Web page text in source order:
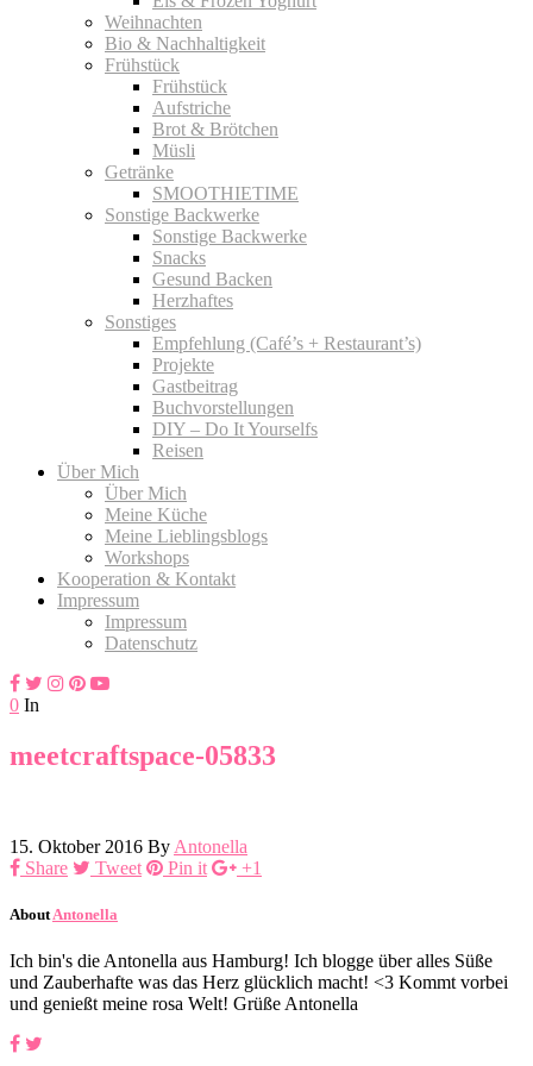
Weihnachten
Bio & Nachhaltigkeit
Frühstück
Frühstück
Aufstriche
Brot & Brötchen
Müsli
Getränke
SMOOTHIETIME
Sonstige Backwerke
Sonstige Backwerke
Snacks
Gesund Backen
Herzhaftes
Sonstiges
Empfehlung (Café’s + Restaurant’s)
Projekte
Gastbeitrag
Buchvorstellungen
DIY – Do It Yourselfs
Reisen
Über Mich
Über Mich
Meine Küche
Meine Lieblingsblogs
Workshops
Kooperation & Kontakt
Impressum
Impressum
Datenschutz
0 In
meetcraftspace-05833
15. Oktober 2016 By Antonella
Share
Tweet Pin it +1
About Antonella
Ich bin's die Antonella aus Hamburg! Ich blogge über alles Süße
und Zauberhafte was das Herz glücklich macht! <3 Kommt vorbei
und genießt meine rosa Welt! Grüße Antonella